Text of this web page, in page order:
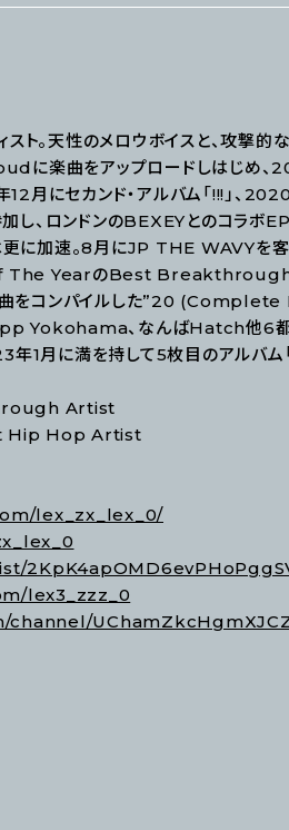
ト。天性のメロウボイスと、攻撃的
楽曲をアップロードしはじめ、
月にセカンド・アルバム「!!!」、
、ロンドンのBEXEYとのコラ
に加速。8月にJP THE WAVYを客
The YearのBest Breakthrough
コンパイルした”20 (Complete
Yokohama、なんばHatch他6
年1月に満を持して5枚目のアル
Artist
Hip Hop Artist
lex_zx_lex_0/
lex3_zzz_0